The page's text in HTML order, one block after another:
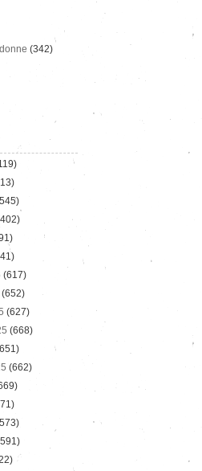
(342)
(617)
(652)
(627)
(668)
(662)